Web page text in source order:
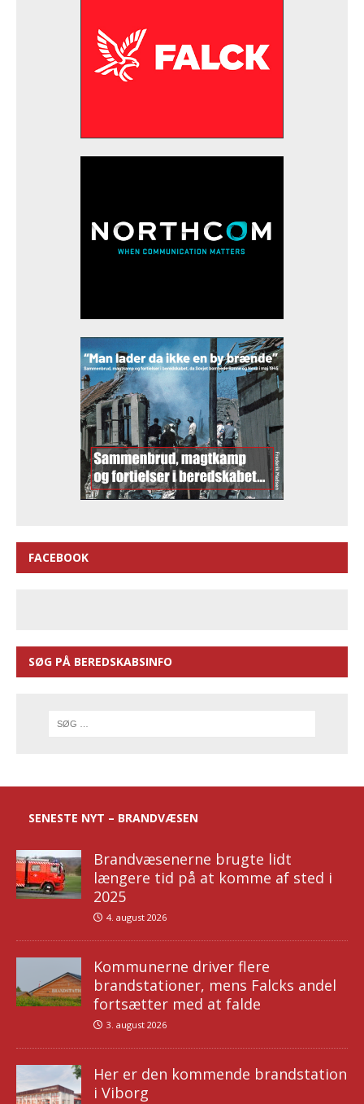
FACEBOOK
SØG PÅ BEREDSKABSINFO
SENESTE NYT – BRANDVÆSEN
Brandvæsenerne brugte lidt
længere tid på at komme af sted i
2025
4. august 2026
Kommunerne driver flere
brandstationer, mens Falcks andel
fortsætter med at falde
3. august 2026
Her er den kommende brandstation
i Viborg